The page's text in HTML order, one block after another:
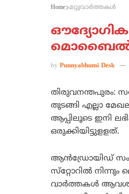
Home മറ്റുവാര്‍ത്തകള്‍
മൊബൈല്‍
by Punnyabhumi Desk
തിരുവനന്തപുരം:
തുടങ്ങി എല്ലാ
ആപ്പിലൂടെ ഇനി
ഒരുക്കിയിട്ടുളളത്.
ആന്‍ഡ്രോയിഡ്
സ്‌റ്റോറില്‍
വാര്‍ത്തകള്‍